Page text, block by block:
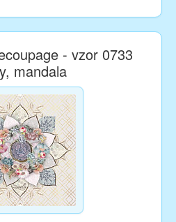
- vzor 0733
mandala